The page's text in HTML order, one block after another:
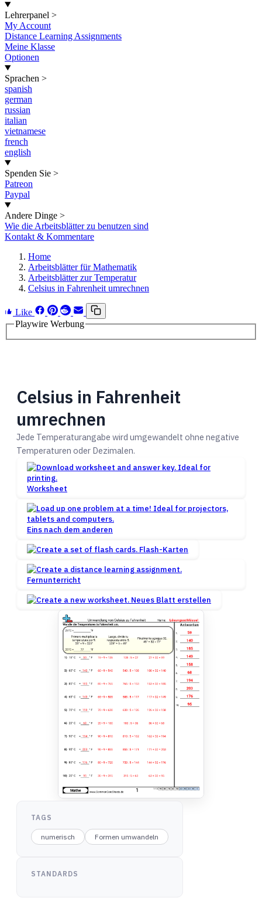
Lehrerpanel >
My Account
Distance Learning Assignments
Meine Klasse
Optionen
Sprachen >
spanish
german
russian
italian
vietnamese
french
english
Spenden Sie >
Patreon
Paypal
Andere Dinge >
Wie die Arbeitsblätter zu benutzen sind
Kontakt & Kommentare
Home
Arbeitsblätter für Mathematik
Arbeitsblätter zur Temperatur
Celsius in Fahrenheit umrechnen
Like
Playwire Werbung
Celsius in Fahrenheit
umrechnen
Jede Temperaturangabe wird umgewandelt ohne negative
Temperaturen oder Dezimalen.
Worksheet
Eins nach dem anderen
Flash-Karten
Fernunterricht
Neues Blatt erstellen
TAGS
numerisch Formen umwandeln
STANDARDS